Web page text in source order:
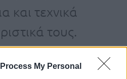
My Personal
και τεχνικά
τους.